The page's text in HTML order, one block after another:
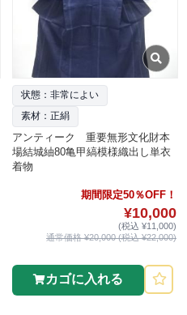
状態：非常によい
素材：正絹
アンティーク 重要無形文化財本
場結城紬80亀甲縞模様織出し単衣
着物
期間限定50％OFF！
¥10,000
(税込 ¥11,000)
通常価格 ¥20,000 (税込 ¥22,000)
カゴに入れる